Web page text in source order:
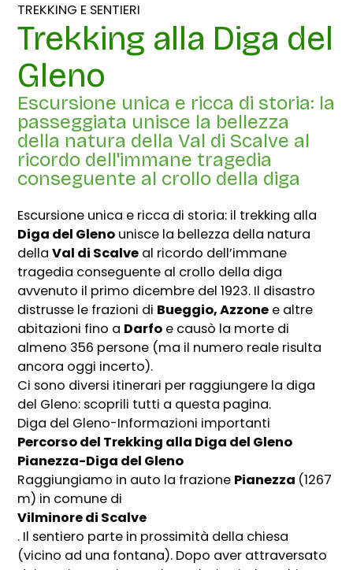
TREKKING E SENTIERI
Trekking alla Diga del
Gleno
Escursione unica e ricca di storia: la
passeggiata unisce la bellezza
della natura della Val di Scalve al
ricordo dell'immane tragedia
conseguente al crollo della diga
Escursione unica e ricca di storia: il trekking alla
Diga del Gleno unisce la bellezza della natura
dellaVal di Scalve al ricordo dell’immane
tragedia conseguente al crollo della diga
avvenuto il primo dicembre del 1923. Il disastro
distrusse le frazioni di Bueggio, Azzone e altre
abitazioni fino a Darfo e causò la morte di
almeno 356 persone (ma il numero reale risulta
ancora oggi incerto).
Ci sono diversi itinerari per raggiungere la diga
del Gleno: scoprili tutti a questa pagina.
Diga del Gleno-Informazioni importanti
Percorso del Trekking alla Diga del Gleno
Pianezza-Diga del Gleno
Raggiungiamo in auto la frazione Pianezza (1267
m) in comune di
Vilminore di Scalve
. Il sentiero parte in prossimità della chiesa
(vicino ad una fontana). Dopo aver attraversato